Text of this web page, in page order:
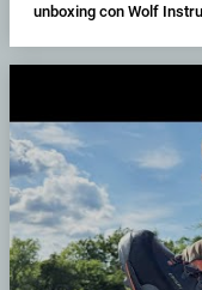
unboxing con Wolf